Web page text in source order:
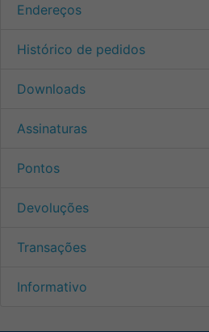
Endereços
Histórico de pedidos
Downloads
Assinaturas
Pontos
Devoluções
Transações
Informativo